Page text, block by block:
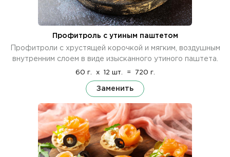
Профитроль с утиным паштетом
Профитроли с хрустящей корочкой и мягким, воздушным
внутренним слоем в виде изысканного утиного паштета.
60 г. x 12 шт. = 720 г.
Заменить